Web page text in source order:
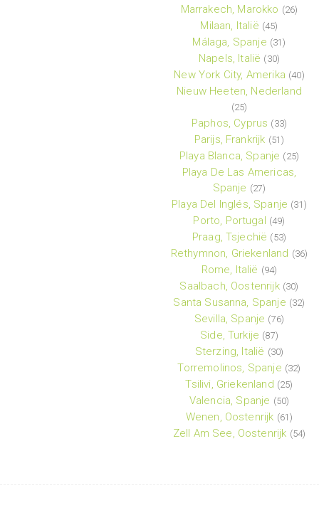
Marrakech, Marokko (26)
Milaan, Italië (45)
Málaga, Spanje (31)
Napels, Italië (30)
New York City, Amerika (40)
Nieuw Heeten, Nederland
(25)
Paphos, Cyprus (33)
Parijs, Frankrijk (51)
Playa Blanca, Spanje (25)
Playa De Las Americas,
Spanje (27)
Playa Del Inglés, Spanje (31)
Porto, Portugal (49)
Praag, Tsjechië (53)
Rethymnon, Griekenland (36)
Rome, Italië (94)
Saalbach, Oostenrijk (30)
Santa Susanna, Spanje (32)
Sevilla, Spanje (76)
Side, Turkije (87)
Sterzing, Italië (30)
Torremolinos, Spanje (32)
Tsilivi, Griekenland (25)
Valencia, Spanje (50)
Wenen, Oostenrijk (61)
Zell Am See, Oostenrijk (54)